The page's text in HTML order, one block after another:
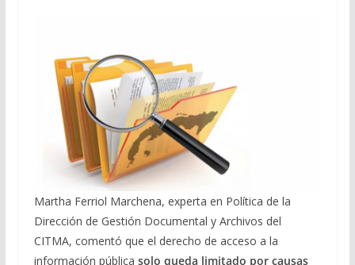
Martha Ferriol Marchena, experta en Política de la
Dirección de Gestión Documental y Archivos del
CITMA, comentó que el derecho de acceso a la
información pública solo queda limitado por causas